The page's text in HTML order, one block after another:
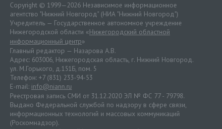
Copyright © 1999—2026 Независимое информационное
агентство "Нижний Новгород" (НИА "Нижний Новгород")
Учредитель — Государственное автономное учреждение
Нижегородской области «Нижегородский областной
информационный центр»
Главный редактор — Назарова А.В.
Адрес: 603006, Нижегородская область, г. Нижний Новгород.
ул. М.Горького, д.151Б, пом. 5
Телефон: +7 (831) 233-94-53
E-mail: info@niann.ru
Реестровая запись СМИ от 31.12.2020 ЭЛ № ФС 77 - 79798.
Выдано Федеральной службой по надзору в сфере связи,
информационных технологий и массовых коммуникаций
(Роскомнадзор).